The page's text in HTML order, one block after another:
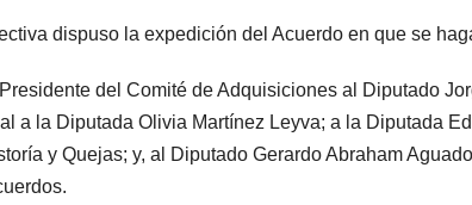
dispuso la expedición del Acuerdo en que se
del Comité de Adquisiciones al Diputado
a la Diputada Olivia Martínez Leyva; a la Diputada
y Quejas; y, al Diputado Gerardo Abraham